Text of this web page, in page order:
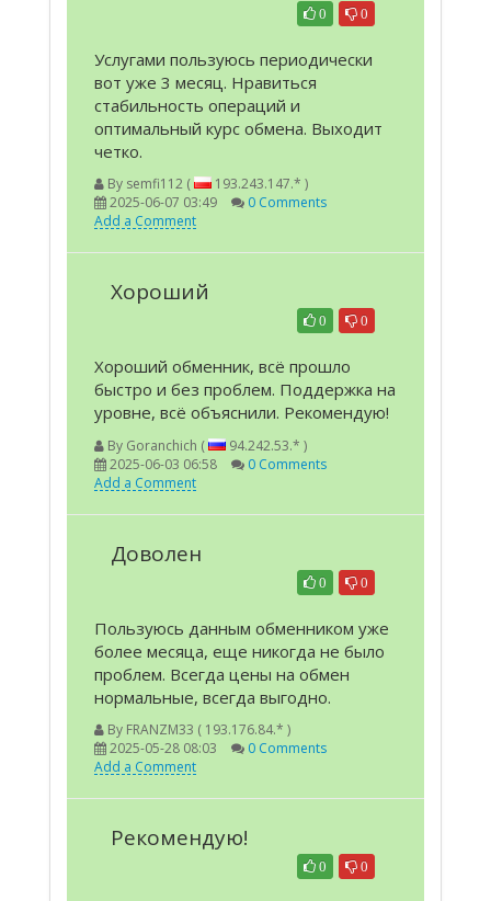
0
0
Услугами пользуюсь периодически
вот уже 3 месяц. Нравиться
стабильность операций и
оптимальный курс обмена. Выходит
четко.
By semfi112 (
193.243.147.* )
2025-06-07 03:49
0 Comments
Add a Comment
Хороший
0
0
Хороший обменник, всё прошло
быстро и без проблем. Поддержка на
уровне, всё объяснили. Рекомендую!
By Goranchich (
94.242.53.* )
2025-06-03 06:58
0 Comments
Add a Comment
Доволен
0
0
Пользуюсь данным обменником уже
более месяца, еще никогда не было
проблем. Всегда цены на обмен
нормальные, всегда выгодно.
By FRANZM33 ( 193.176.84.* )
2025-05-28 08:03
0 Comments
Add a Comment
Рекомендую!
0
0